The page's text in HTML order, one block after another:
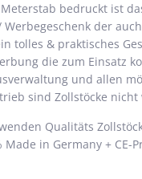
bedruckt ist
der
tolles & praktisches
die zum Einsatz
und allen
sind Zollstöcke nicht
Qualitäts
Made in Germany + CE-